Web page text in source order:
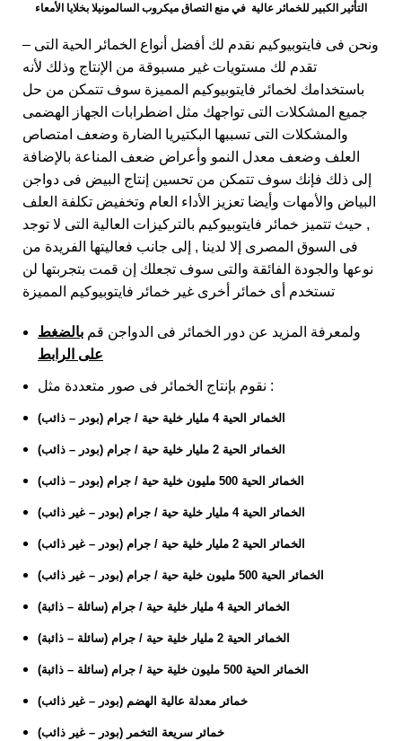
التأثير الكبير للخمائر عالية في منع التصاق ميكروب السالمونيلا بخلايا الأمعاء
– ونحن فى فايتوبيوكيم نقدم لك أفضل أنواع الخمائر الحية التى
تقدم لك مستويات غير مسبوقة من الإنتاج وذلك لأنه
باستخدامك لخمائر فايتوبيوكيم المميزة سوف تتمكن من حل
جميع المشكلات التى تواجهك مثل اضطرابات الجهاز الهضمى
والمشكلات التى تسببها البكتيريا الضارة وضعف امتصاص
العلف وضعف معدل النمو وأعراض ضعف المناعة بالإضافة
إلى ذلك فإنك سوف تتمكن من تحسين إنتاج البيض فى دواجن
البياض والأمهات وأيضا تعزيز الأداء العام وتخفيض تكلفة العلف
, حيث تتميز خمائر فايتوبيوكيم بالتركيزات العالية التى لا توجد
فى السوق المصرى إلا لدينا , إلى جانب فعاليتها الفريدة من
نوعها والجودة الفائقة والتى سوف تجعلك إن قمت بتجربتها لن
تستخدم أى خمائر أخرى غير خمائر فايتوبيوكيم المميزة
ولمعرفة المزيد عن دور الخمائر فى الدواجن قم بالضغط
على الرابط
نقوم بإنتاج الخمائر فى صور متعددة مثل :
الخمائر الحية 4 مليار خلية حية / جرام (بودر – ذائب)
الخمائر الحية 2 مليار خلية حية / جرام (بودر – ذائب)
الخمائر الحية 500 مليون خلية حية / جرام (بودر – ذائب)
الخمائر الحية 4 مليار خلية حية / جرام (بودر – غير ذائب)
الخمائر الحية 2 مليار خلية حية / جرام (بودر – غير ذائب)
الخمائر الحية 500 مليون خلية حية / جرام (بودر – غير ذائب)
الخمائر الحية 4 مليار خلية حية / جرام (سائلة – ذائبة)
الخمائر الحية 2 مليار خلية حية / جرام (سائلة – ذائبة)
الخمائر الحية 500 مليون خلية حية / جرام (سائلة – ذائبة)
خمائر معدلة عالية الهضم (بودر – غير ذائب)
خمائر سريعة التخمر (بودر – غير ذائب)